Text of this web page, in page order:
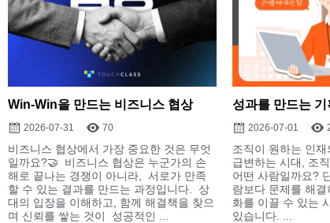
Win-Win을 만드는 비즈니스 협상
2026-07-31 70
비즈니스 협상에서 가장 중요한 것은 무엇
일까요?🤝 비즈니스 협상은 누군가의 손
해로 끝나는 경쟁이 아니라, 서로가 만족
할 수 있는 결과를 만드는 과정입니다. 상
대의 입장을 이해하고, 함께 해결책을 찾으
며 신뢰를 쌓는 것이 성공적인 ...
성과를 만드는 기
2026-07-01
조직이 원하는 인
급변하는 시대, 조
어떤 사람일까요?
람보다 문제를 해
화를 이끌 수 있는
있습니다. ...